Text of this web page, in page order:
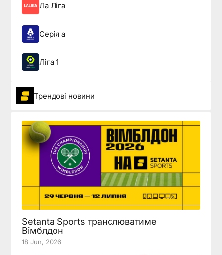
Ла Ліга
Серія а
Ліга 1
Трендові новини
Setanta Sports транслюватиме
Вімблдон
18 Jun, 2026